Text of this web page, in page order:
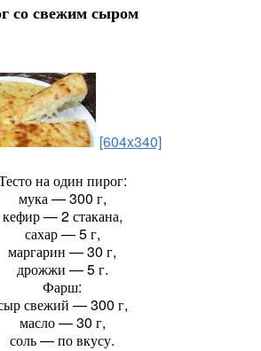
со свежим сыром
[604x340]
на один пирог:
мука — 300 г,
кефир — 2 стакана,
сахар — 5 г,
маргарин — 30 г,
дрожжи — 5 г.
Фарш:
свежий — 300 г,
масло — 30 г,
соль — по вкусу.